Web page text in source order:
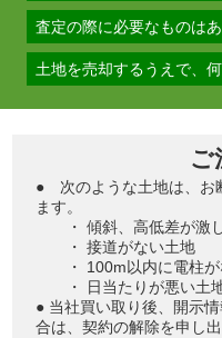
日当たり良好な「転用可能
対象です。 法規制により
ない場合もあります。また
断りする場合もございま
査定の際に必要なものは
特にございませんが、測量
用意いただけますと査定
土地を売却するうえで、
ご
● 次のような土地は、お
ます。
・ 傾斜、高低差が激
・ 接道がない土地
・ 100m以内に電柱が
・ 日当たりが悪い土
● 当社買い取り後、開示
合は、契約の解除を申し